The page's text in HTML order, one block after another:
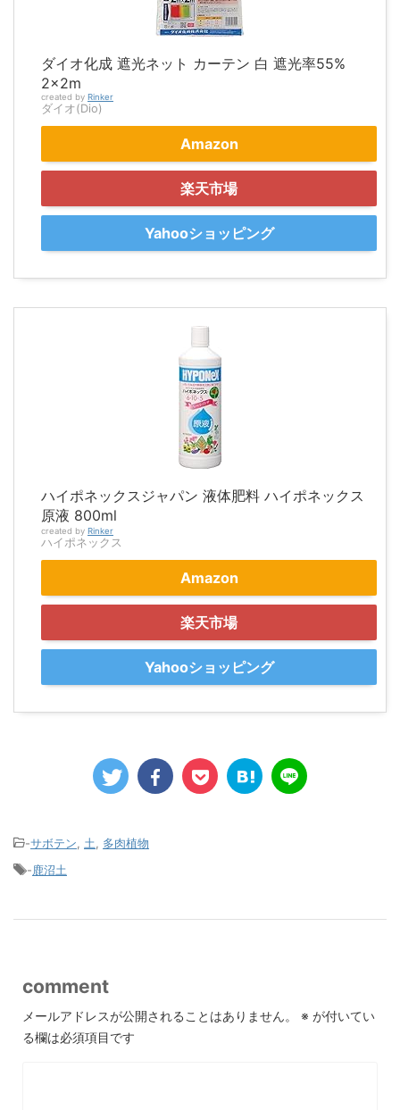
ダイオ化成 遮光ネット カーテン 白 遮光率55%
2×2m
created by Rinker
ダイオ(Dio)
Amazon
楽天市場
Yahooショッピング
ハイポネックスジャパン 液体肥料 ハイポネックス
原液 800ml
created by Rinker
ハイポネックス
Amazon
楽天市場
Yahooショッピング
-サボテン 土
多肉植物
-鹿沼土
comment
メールアドレスが公開されることはありません。 ※ が付いてい
る欄は必須項目です